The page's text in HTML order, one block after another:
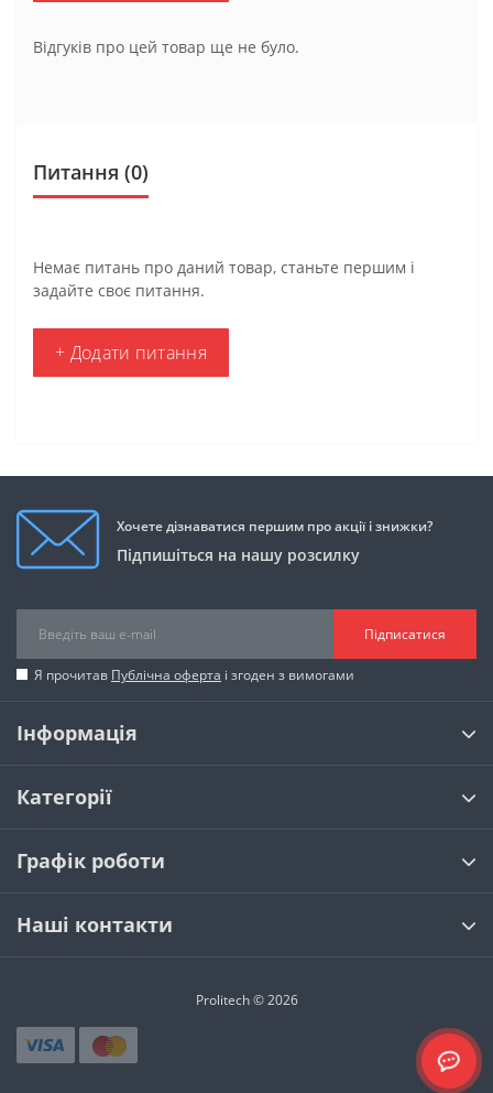
Відгуків про цей товар ще не було.
Питання (0)
Немає питань про даний товар, станьте першим і
задайте своє питання.
+ Додати питання
Хочете дізнаватися першим про акції і знижки?
Підпишіться на нашу розсилку
Підписатися
Я прочитав Публічна оферта і згоден з вимогами
Інформація
Категорії
Графік роботи
Наші контакти
Prolitech © 2026